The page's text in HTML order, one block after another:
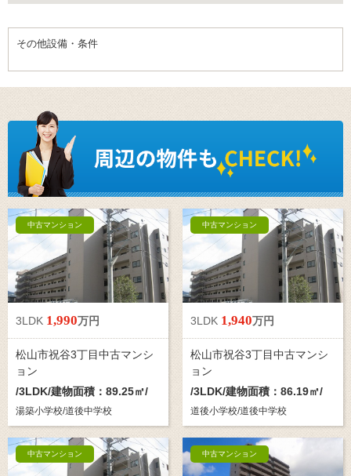
その他設備・条件
中古マンション
3LDK 1,990万円
松山市祝谷3丁目中古マンシ
ョン
/3LDK/建物面積：89.25㎡/
湯築小学校/道後中学校
中古マンション
3LDK 1,940万円
松山市祝谷3丁目中古マンシ
ョン
/3LDK/建物面積：86.19㎡/
道後小学校/道後中学校
中古マンション 中古マンション